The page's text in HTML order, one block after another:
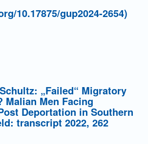
10.17875/gup2024-2654)
„Failed“ Migratory
Malian Men Facing
Deportation in Southern
transcript 2022, 262